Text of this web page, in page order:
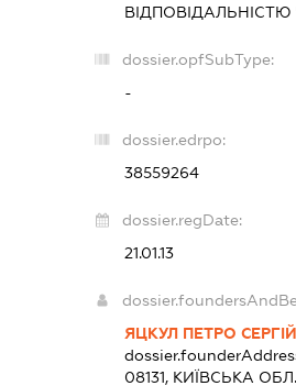
ВІДПОВІДАЛЬНІСТЮ
dossier.opfSubType:
-
dossier.edrpo:
38559264
dossier.regDate:
21.01.13
ЯЦКУЛ ПЕТРО
08131, КИЇВСЬКА